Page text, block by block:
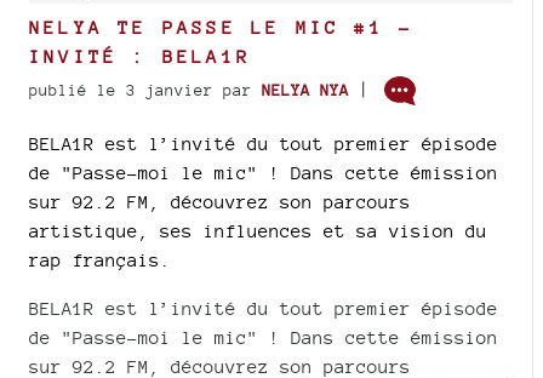
NELYA TE PASSE LE MIC #1 -
INVITÉ : BELA1R
publié le 3 janvier par NELYA NYA |
BELA1R est l’invité du tout premier épisode
de "Passe-moi le mic" ! Dans cette émission
sur 92.2 FM, découvrez son parcours
artistique, ses influences et sa vision du
rap français.
BELA1R est l’invité du tout premier épisode
de "Passe-moi le mic" ! Dans cette émission
sur 92.2 FM, découvrez son parcours